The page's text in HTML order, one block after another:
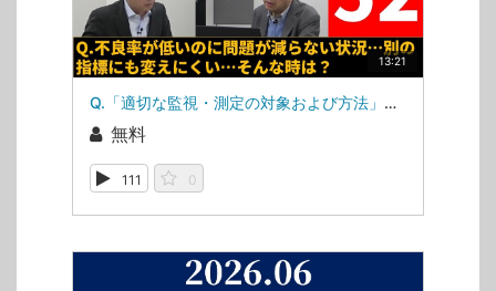
13:21
Q.「適切な監視・測定の対象および方法」、課題が減っていない…（ISOマネジメントシステム相談室・第52回）
無料
111 0